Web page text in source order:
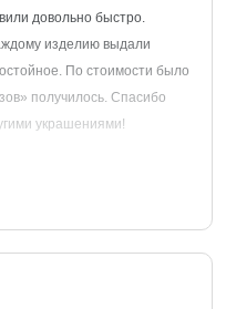
довольно быстро.
изделию выдали
По стоимости было
получилось. Спасибо
украшениями!